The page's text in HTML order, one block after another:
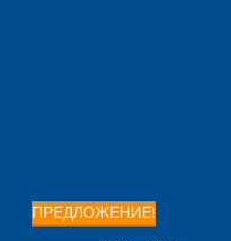
ПРЕДЛОЖЕНИЕ!